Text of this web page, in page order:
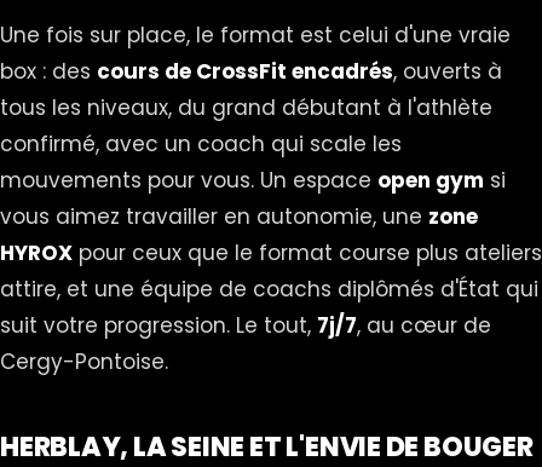
Une fois sur place, le format est celui d'une vraie
box : des cours de CrossFit encadrés, ouverts à
tous les niveaux, du grand débutant à l'athlète
confirmé, avec un coach qui scale les
mouvements pour vous. Un espace open gym si
vous aimez travailler en autonomie, une zone
HYROX pour ceux que le format course plus ateliers
attire, et une équipe de coachs diplômés d'État qui
suit votre progression. Le tout, 7j/7, au cœur de
Cergy-Pontoise.
HERBLAY, LA SEINE ET L'ENVIE DE BOUGER